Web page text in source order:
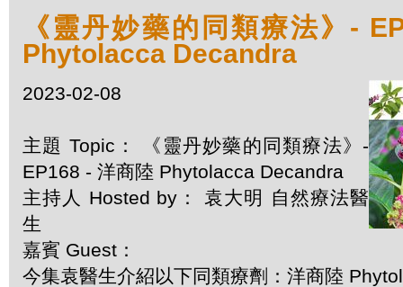
《靈丹妙藥的同類療法》-
Phytolacca Decandra
2023-02-08
主題 Topic： 《靈丹妙藥的同類療法》-
EP168 - 洋商陸 Phytolacca Decandra
主持人 Hosted by： 袁大明 自然療法醫
生
嘉賓 Guest：
今集袁醫生介紹以下同類療劑：洋商陸